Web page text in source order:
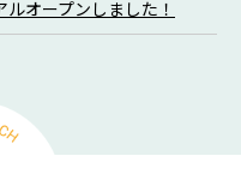
ルオープンしました！